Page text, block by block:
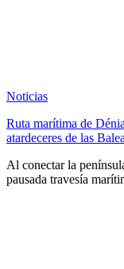
Noticias
Ruta marítima de
atardeceres de las
Al conectar la
pausada travesía